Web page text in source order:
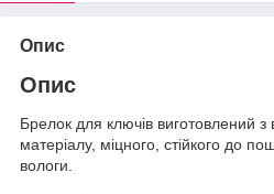
Опис
Опис
Брелок для ключів виготовлений з
матеріалу, міцного, стійкого до
вологи.